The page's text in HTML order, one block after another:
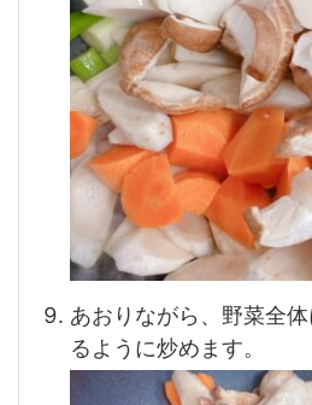
あおりながら、野菜全
るように炒めます。